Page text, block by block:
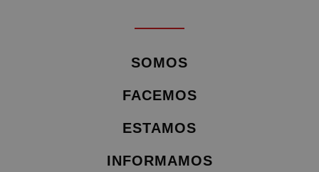
SOMOS
FACEMOS
ESTAMOS
INFORMAMOS